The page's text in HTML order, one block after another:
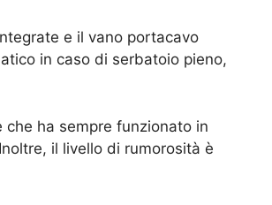
e il vano portacavo
in caso di serbatoio pieno,
ha sempre funzionato in
il livello di rumorosità è